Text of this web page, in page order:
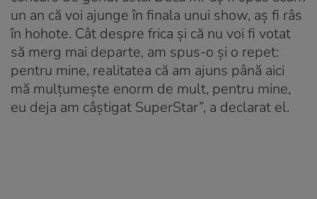
un an că voi ajunge în finala unui show, aș fi râs
în hohote. Cât despre frica și că nu voi fi votat
să merg mai departe, am spus-o și o repet:
pentru mine, realitatea că am ajuns până aici
mă mulțumește enorm de mult, pentru mine,
eu deja am câștigat SuperStar”, a declarat el.